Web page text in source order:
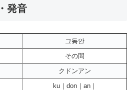
発音
그동안
その間
クドンアン
ku｜don｜an｜